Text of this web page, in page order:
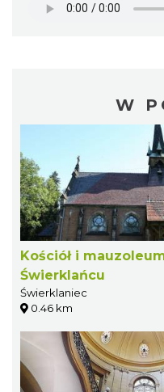
W
Kościół i
Świerklańcu
Świerklaniec
0.46 km